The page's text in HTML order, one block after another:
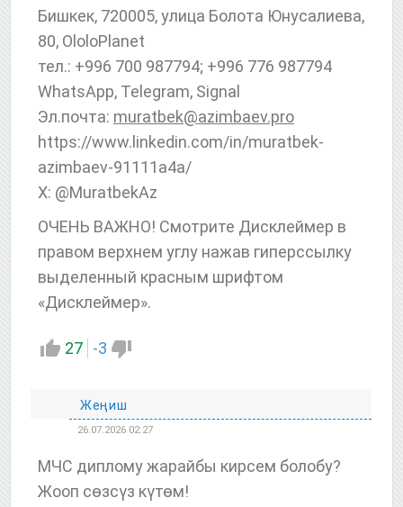
Бишкек, 720005, улица Болота Юнусалиева,
80, OloloPlanet
тел.: +996 700 987794; +996 776 987794
WhatsApp, Telegram, Signal
Эл.почта: muratbek@azimbaev.pro
httрs://www.linkedin.com/in/muratbek-
azimbaev-91111a4a/
X: @MuratbekAz
ОЧЕНЬ ВАЖНО! Смотрите Дисклеймер в
правом верхнем углу нажав гиперссылку
выделенный красным шрифтом
«Дисклеймер».
27 -3
Жеңиш
26.07.2026 02:27
МЧС диплому жарайбы кирсем болобу?
Жооп сөзсүз күтөм!